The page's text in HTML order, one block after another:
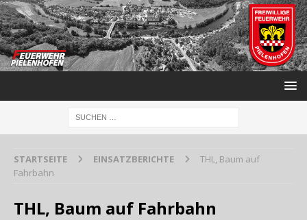
STARTSEITE EINSATZBERICHTE
THL, Baum auf
Fahrbahn
THL, Baum auf Fahrbahn